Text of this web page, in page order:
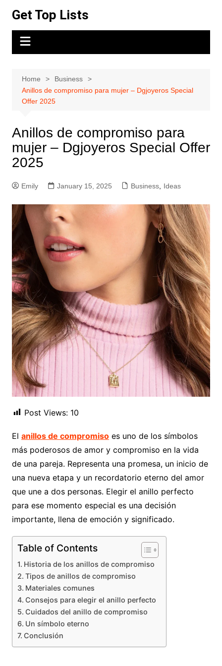
content
Get Top Lists
Home
Business
Anillos de compromiso para mujer – Dgjoyeros Special
Offer 2025
Anillos de compromiso para
mujer – Dgjoyeros Special Offer
2025
Emily January 15, 2025 Business, Ideas
Post Views: 10
El anillos de compromisoes uno de los símbolos
más poderosos de amor y compromiso en la vida
de una pareja. Representa una promesa, un inicio de
una nueva etapa y un recordatorio eterno del amor
que une a dos personas. Elegir el anillo perfecto
para ese momento especial es una decisión
importante, llena de emoción y significado.
Table of Contents
Historia de los anillos de compromiso
Tipos de anillos de compromiso
Materiales comunes
Consejos para elegir el anillo perfecto
Cuidados del anillo de compromiso
Un símbolo eterno
Conclusión